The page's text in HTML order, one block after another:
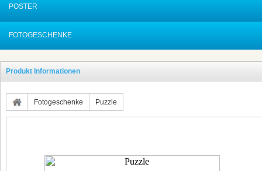
POSTER
FOTOGESCHENKE
Produkt Informationen
Fotogeschenke Puzzle